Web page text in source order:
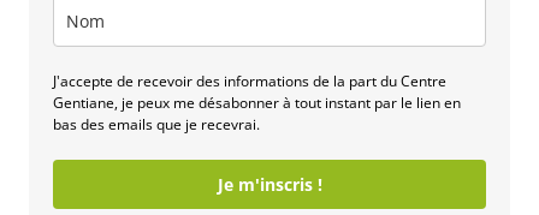
J'accepte de recevoir des informations de la part du Centre
Gentiane, je peux me désabonner à tout instant par le lien en
bas des emails que je recevrai.
Je m'inscris !